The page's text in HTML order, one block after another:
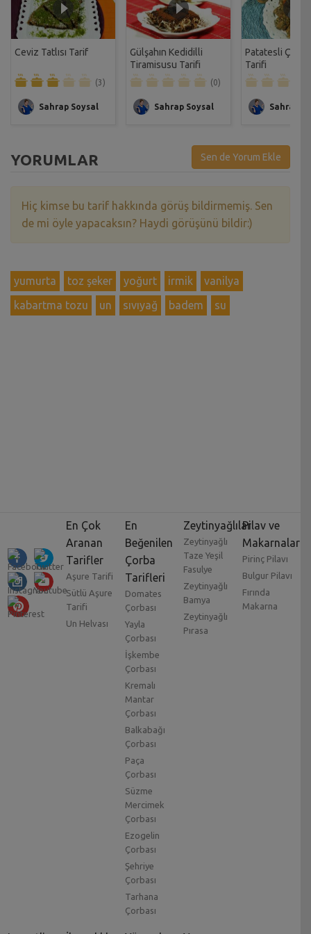
Ceviz Tatlısı Tarif
(3)
Sahrap Soysal
Gülşahın Kedidilli
Tiramisusu Tarifi
(0)
Sahrap Soysal
Patatesli Çıtır
Tarifi
Sahrap
YORUMLAR Sen de Yorum Ekle
Hiç kimse bu tarif hakkında görüş bildirmemiş. Sen
de mi öyle yapacaksın? Haydi görüşünü bildir:)
yumurta toz şeker yoğurt irmik
vanilya
kabartma tozu
un sıvıyağ badem su
En Çok
Aranan
Tarifler
Aşure Tarifi
Sütlü Aşure
Tarifi
Un Helvası
En
Beğenilen
Çorba
Tarifleri
Domates
Çorbası
Yayla
Çorbası
İşkembe
Çorbası
Kremalı
Mantar
Çorbası
Balkabağı
Çorbası
Paça
Çorbası
Süzme
Mercimek
Çorbası
Ezogelin
Çorbası
Şehriye
Çorbası
Tarhana
Çorbası
Zeytinyağlılar
Zeytinyağlı
Taze Yeşil
Fasulye
Zeytinyağlı
Bamya
Zeytinyağlı
Pırasa
Pilav ve
Makarnalar
Pirinç Pilavı
Bulgur Pilavı
Fırında
Makarna